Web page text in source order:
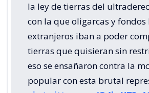
la ley de tierras del
con la que oligarcas y
extranjeros iban a poder
tierras que quisieran sin
eso se ensañaron contra la
popular con esta brutal